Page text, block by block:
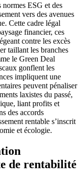
ESG et des
vers des avenues
Cette cadre légal
financier, ces
contre les excès
taillant les branches
le Green Deal
gonflent les
impliquent une
peuvent pénaliser
laxistes du passé,
liant profits et
des accords
rentable s’inscrit
et écologie.
de rentabilité